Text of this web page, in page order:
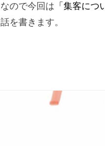
なので今回は 「集客に
話を書きます。